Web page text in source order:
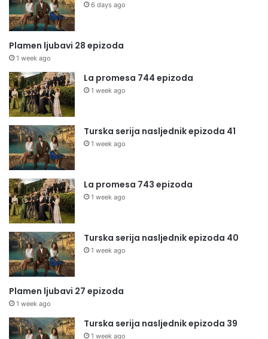
6 days ago
Plamen ljubavi 28 epizoda
1 week ago
La promesa 744 epizoda
1 week ago
Turska serija nasljednik epizoda 41
1 week ago
La promesa 743 epizoda
1 week ago
Turska serija nasljednik epizoda 40
1 week ago
Plamen ljubavi 27 epizoda
1 week ago
Turska serija nasljednik epizoda 39
1 week ago